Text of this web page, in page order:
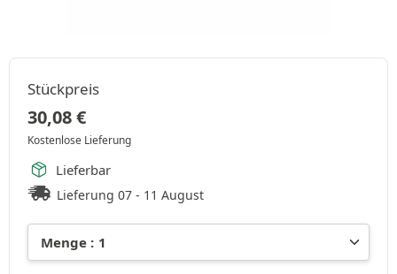
Stückpreis
30,08€
Kostenlose Lieferung
Lieferbar
Lieferung 07 - 11 August